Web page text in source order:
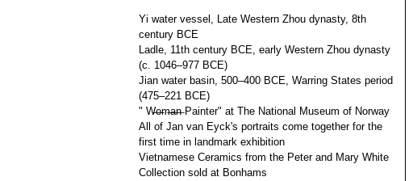
Yi water vessel, Late Western Zhou dynasty, 8th
century BCE
Ladle, 11th century BCE, early Western Zhou dynasty
(c. 1046–977 BCE)
Jian water basin, 500–400 BCE, Warring States period
(475–221 BCE)
" W̶o̶m̶a̶n̶ Painter" at The National Museum of Norway
All of Jan van Eyck's portraits come together for the
first time in landmark exhibition
Vietnamese Ceramics from the Peter and Mary White
Collection sold at Bonhams